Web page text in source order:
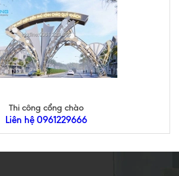
Thi công cổng chào
Liên hệ 0961229666